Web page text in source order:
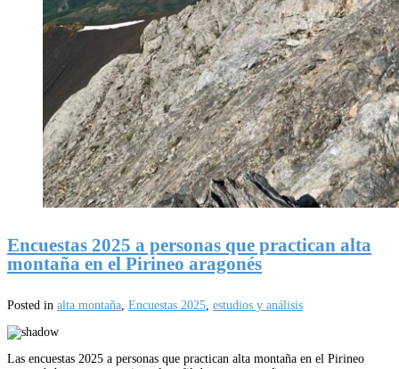
Encuestas 2025 a personas que practican alta
montaña en el Pirineo aragonés
Posted in alta montaña Encuestas 2025 estudios y análisis
Las encuestas 2025 a personas que practican alta montaña en el Pirineo